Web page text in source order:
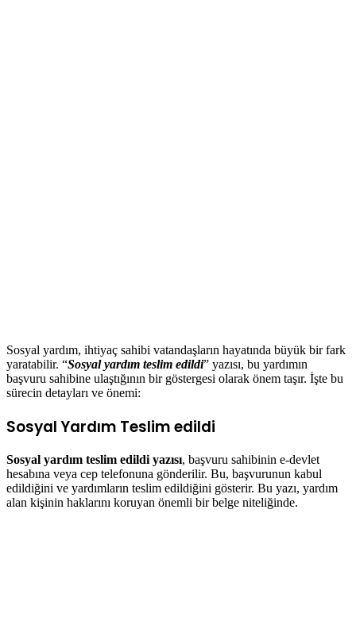
Sosyal yardım, ihtiyaç sahibi vatandaşların hayatında büyük bir fark
yaratabilir. “Sosyal yardım teslim edildi” yazısı, bu yardımın
başvuru sahibine ulaştığının bir göstergesi olarak önem taşır. İşte bu
sürecin detayları ve önemi:
Sosyal Yardım Teslim edildi
Sosyal yardım teslim edildi yazısı, başvuru sahibinin e-devlet
hesabına veya cep telefonuna gönderilir. Bu, başvurunun kabul
edildiğini ve yardımların teslim edildiğini gösterir. Bu yazı, yardım
alan kişinin haklarını koruyan önemli bir belge niteliğinde.